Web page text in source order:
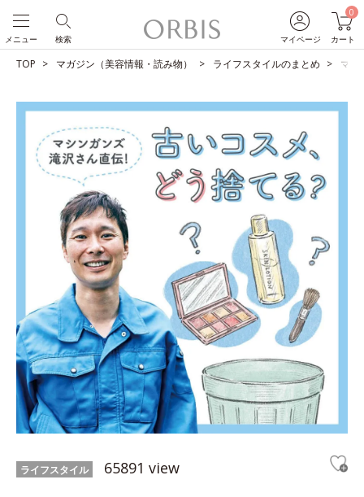
マイページ
0
カート
検索
メニュー
TOP マガジン（美容情報・読み物） ライフスタイルのまとめ マシ
ライフスタイル 65891 view